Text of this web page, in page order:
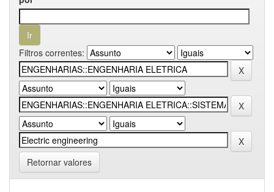
Filtros correntes:
Retornar valores